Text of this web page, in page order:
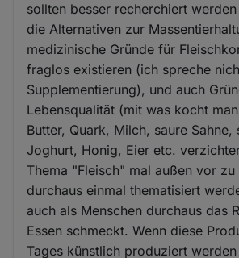
sollten besser recherchiert
die Alternativen zur
medizinische Gründe für
fraglos existieren (ich spreche
Supplementierung), und auch
Lebensqualität (mit was kocht
Butter, Quark, Milch, saure Sahne,
Joghurt, Honig, Eier etc.
Thema "Fleisch" mal außen vor
durchaus einmal thematisiert
auch als Menschen durchaus das
Essen schmeckt. Wenn diese
Tages künstlich produziert